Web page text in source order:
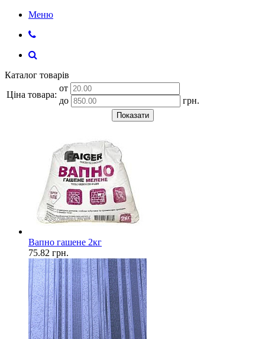
Меню
Каталог товарів
Ціна товара:
от
до
грн.
Показати
Вапно гашене 2кг
75.82 грн.